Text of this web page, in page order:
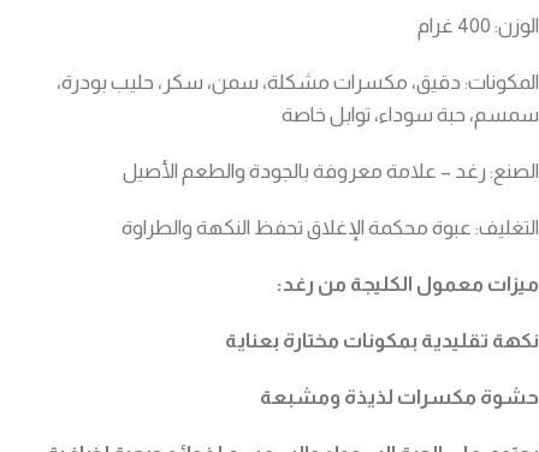
الوزن: 400 غرام
المكونات: دقيق، مكسرات مشكلة، سمن، سكر، حليب بودرة،
سمسم، حبة سوداء، توابل خاصة
الصنع: رغد – علامة معروفة بالجودة والطعم الأصيل
التغليف: عبوة محكمة الإغلاق تحفظ النكهة والطراوة
ميزات معمول الكليجة من رغد:
نكهة تقليدية بمكونات مختارة بعناية
حشوة مكسرات لذيذة ومشبعة